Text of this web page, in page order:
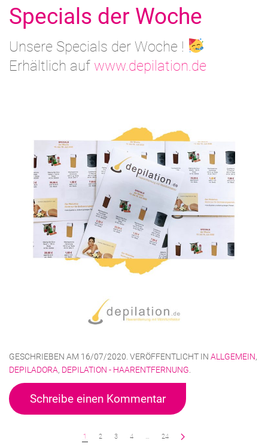
Specials der Woche
Unsere Specials der Woche !
Erhältlich auf www.depilation.de
GESCHRIEBEN AM 16/07/2020 . VERÖFFENTLICHT IN ALLGEMEIN,
DEPILADORA, DEPILATION - HAARENTFERNUNG
Schreibe einen Kommentar
1 2 3 4 … 24